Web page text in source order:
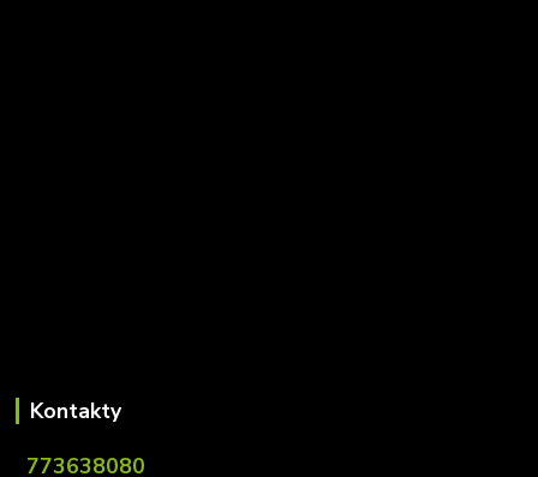
Kontakty
773638080